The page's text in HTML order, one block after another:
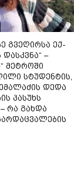
გვე­ღირ­სა ექ­
–
მეტროში
სტუდენტის,
დედა
პასუხს
– რა გახდა